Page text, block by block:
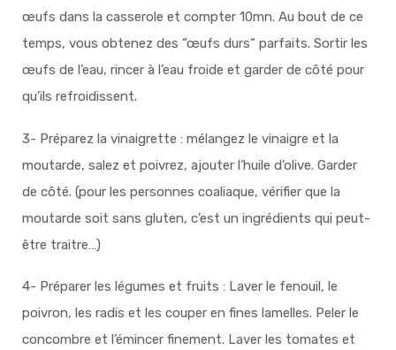
œufs dans la casserole et compter 10mn. Au bout de ce
temps, vous obtenez des “œufs durs“ parfaits. Sortir les
œufs de l’eau, rincer à l’eau froide et garder de côté pour
qu’ils refroidissent.
3- Préparez la vinaigrette : mélangez le vinaigre et la
moutarde, salez et poivrez, ajouter l’huile d’olive. Garder
de côté. (pour les personnes coaliaque, vérifier que la
moutarde soit sans gluten, c’est un ingrédients qui peut-
être traitre…)
4- Préparer les légumes et fruits : Laver le fenouil, le
poivron, les radis et les couper en fines lamelles. Peler le
concombre et l’émincer finement. Laver les tomates et